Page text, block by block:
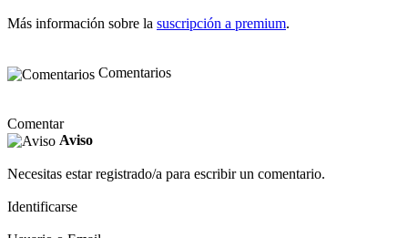
Más información sobre la suscripción a premium.
Comentarios
Comentar
Aviso
Necesitas estar registrado/a para escribir un comentario.
Identificarse